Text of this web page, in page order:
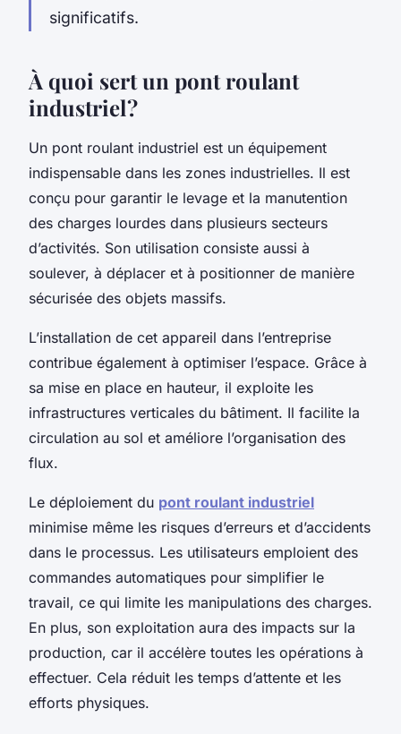
significatifs.
À quoi sert un pont roulant
industriel ?
Un pont roulant industriel est un équipement
indispensable dans les zones industrielles. Il est
conçu pour garantir le levage et la manutention
des charges lourdes dans plusieurs secteurs
d’activités. Son utilisation consiste aussi à
soulever, à déplacer et à positionner de manière
sécurisée des objets massifs.
L’installation de cet appareil dans l’entreprise
contribue également à optimiser l’espace. Grâce à
sa mise en place en hauteur, il exploite les
infrastructures verticales du bâtiment. Il facilite la
circulation au sol et améliore l’organisation des
flux.
Le déploiement du pont roulant industriel
minimise même les risques d’erreurs et d’accidents
dans le processus. Les utilisateurs emploient des
commandes automatiques pour simplifier le
travail, ce qui limite les manipulations des charges.
En plus, son exploitation aura des impacts sur la
production, car il accélère toutes les opérations à
effectuer. Cela réduit les temps d’attente et les
efforts physiques.